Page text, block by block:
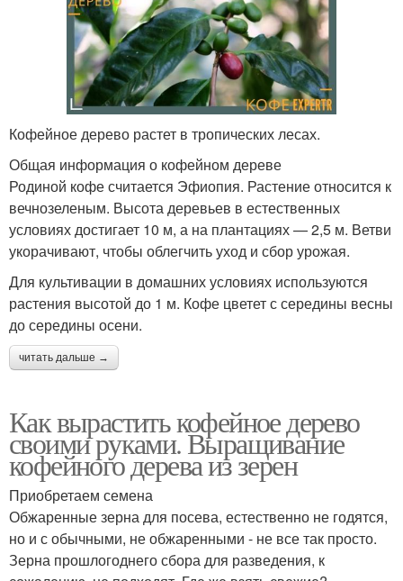
Кофейное дерево растет в тропических лесах.
Общая информация о кофейном дереве
Родиной кофе считается Эфиопия. Растение относится к
вечнозеленым. Высота деревьев в естественных
условиях достигает 10 м, а на плантациях — 2,5 м. Ветви
укорачивают, чтобы облегчить уход и сбор урожая.
Для культивации в домашних условиях используются
растения высотой до 1 м. Кофе цветет с середины весны
до середины осени.
читать дальше →
Как вырастить кофейное дерево
своими руками. Выращивание
кофейного дерева из зерен
Приобретаем семена
Обжаренные зерна для посева, естественно не годятся,
но и с обычными, не обжаренными - не все так просто.
Зерна прошлогоднего сбора для разведения, к